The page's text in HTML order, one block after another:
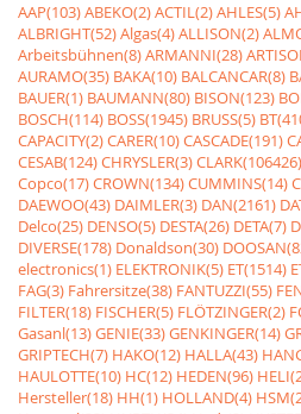
AAP(103)ABEKO(2)ACTIL(2)AHLES(5)
ALBRIGHT(52)Algas(4)ALLISON(2)
Arbeitsbühnen(8)ARMANNI(28)
AURAMO(35) BAKA(10) BALCANCAR(8)
BAUER(1) BAUMANN(80) BISON(123)
BOSCH(114) BOSS(1945) BRUSS(5)
CAPACITY(2)CARER(10)CASCADE(191)
CESAB(124)CHRYSLER(3)CLARK(106426)
Copco(17)CROWN(134)CUMMINS(14)
DAEWOO(43) DAIMLER(3) DAN(2161)
Delco(25) DENSO(5) DESTA(26) DETA(7)
DIVERSE(178) Donaldson(30)
electronics(1) ELEKTRONIK(5) ET(1514)
FAG(3) Fahrersitze(38) FANTUZZI(55)
FILTER(18) FISCHER(5) FLÖTZINGER(2)
Gasanl(13)GENIE(33)GENKINGER(14)
GRIPTECH(7) HAKO(12) HALLA(43)
HAULOTTE(10) HC(12) HEDEN(96)
Hersteller(18) HH(1) HOLLAND(4)